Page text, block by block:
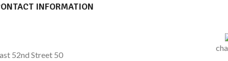
INFORMATION
50 East 52nd Street